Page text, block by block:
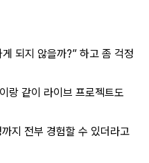
되지 않을까?” 하고 좀 걱정
랑 같이 라이브 프로젝트도
지 전부 경험할 수 있더라고